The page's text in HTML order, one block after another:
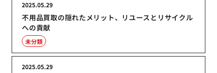
不用品買取の隠れたメリット、リユースとリサイクル
への貢献
2025.05.29
未分類
2025.05.29